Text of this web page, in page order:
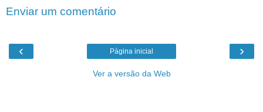
Enviar um comentário
‹ ›
Página inicial
Ver a versão da Web